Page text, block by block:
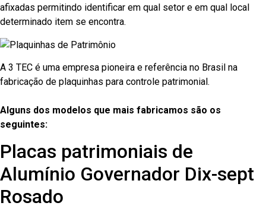
afixadas permitindo identificar em qual setor e em qual local
determinado item se encontra.
A 3 TEC é uma empresa pioneira e referência no Brasil na
fabricação de plaquinhas para controle patrimonial.
Alguns dos modelos que mais fabricamos são os
seguintes:
Placas patrimoniais de
Alumínio Governador Dix-sept
Rosado